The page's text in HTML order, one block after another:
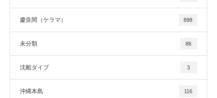
慶良間（ケラマ） 898
未分類 86
沈船ダイブ 3
沖縄本島 116